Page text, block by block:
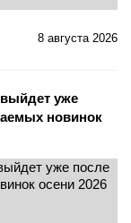
8 августа 2026
уже
новинок